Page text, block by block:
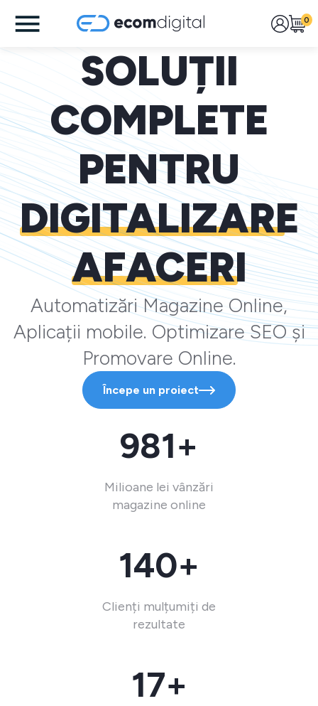
0
SOLUȚII
COMPLETE
PENTRU
DIGITALIZARE
AFACERI
Automatizări Magazine Online,
Aplicații mobile. Optimizare SEO și
Promovare Online.
Începe un proiect
981+
Milioane lei vânzări
magazine online
140+
Clienți mulțumiți de
rezultate
17+